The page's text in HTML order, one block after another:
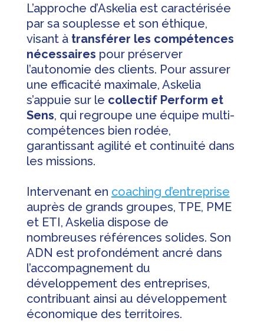
L’approche d’Askelia est caractérisée
par sa souplesse et son éthique,
visant à transférer les compétences
nécessaires pour préserver
l’autonomie des clients. Pour assurer
une efficacité maximale, Askelia
s’appuie sur le collectif Perform et
Sens, qui regroupe une équipe multi-
compétences bien rodée,
garantissant agilité et continuité dans
les missions.
Intervenant en coaching d’entreprise
auprès de grands groupes, TPE, PME
et ETI, Askelia dispose de
nombreuses références solides. Son
ADN est profondément ancré dans
l’accompagnement du
développement des entreprises,
contribuant ainsi au développement
économique des territoires.